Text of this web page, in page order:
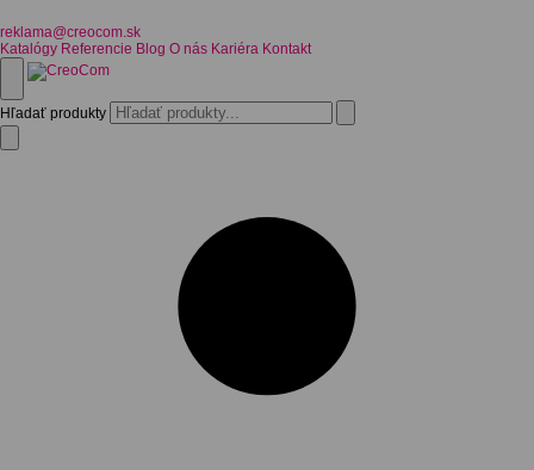
reklama@creocom.sk
Katalógy Referencie Blog O nás Kariéra Kontakt
Hľadať produkty